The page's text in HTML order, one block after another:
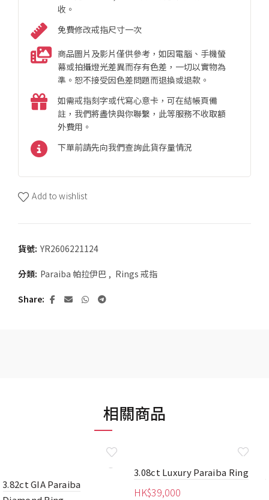
收。
免費修改戒指尺寸一次
商品圖片及影片僅供參考，如因電腦、手機螢
幕或拍攝燈光差異而存有色差，一切以實物為
準。恕不接受因色差問題而退換或退款。
如需戒指刻字或代寫心意卡，可在結帳頁備
註，我們將盡快與你聯繫，此等服務不收取額
外費用。
下單前請先向我們查詢此貨存量情況
Add to wishlist
貨號: YR2606221124
分類: Paraiba 帕拉伊巴 , Rings 戒指
Share
相關商品
3.08ct Luxury Paraiba Ring
HK$39,000
2.23ct Luxury Paraiba Ring
HK$33,700